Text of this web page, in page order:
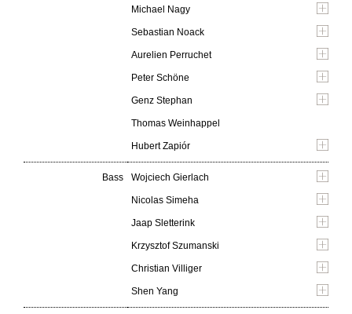
Michael Nagy
Sebastian Noack
Aurelien Perruchet
Peter Schöne
Genz Stephan
Thomas Weinhappel
Hubert Zapiór
Bass Wojciech Gierlach
Nicolas Simeha
Jaap Sletterink
Krzysztof Szumanski
Christian Villiger
Shen Yang